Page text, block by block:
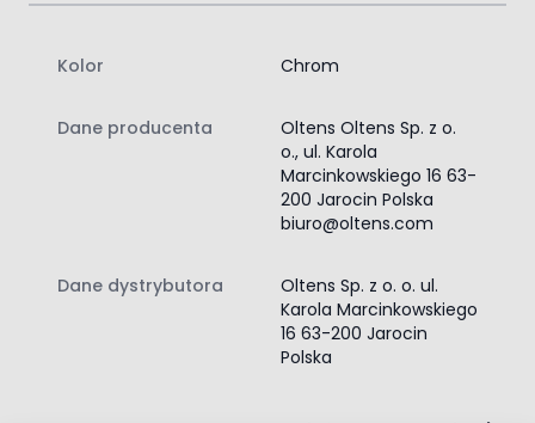
Kolor Chrom
Dane producenta
Oltens Oltens Sp. z o.
o., ul. Karola
Marcinkowskiego 16 63-
200 Jarocin Polska
biuro@oltens.com
Dane dystrybutora
Oltens Sp. z o. o. ul.
Karola Marcinkowskiego
16 63-200 Jarocin
Polska